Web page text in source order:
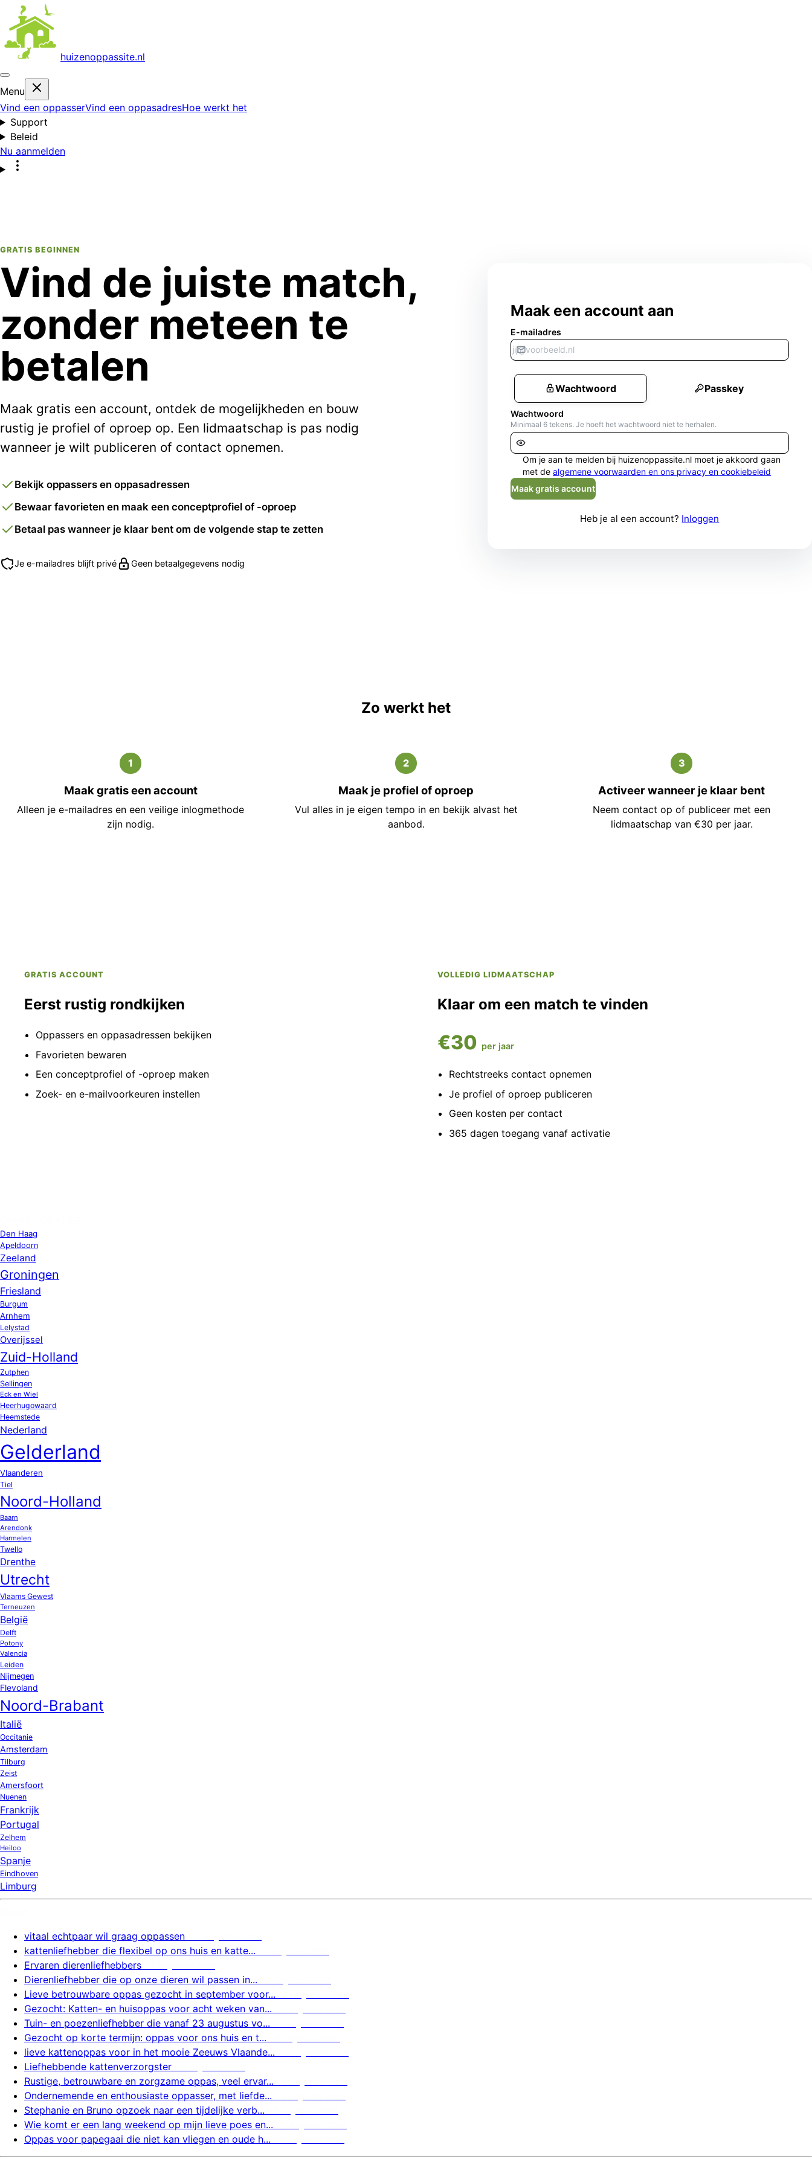
huizenoppassite.nl
Menu
Vind een oppasserVind een oppasadresHoe werkt het
Support
Beleid
Nu aanmelden
GRATIS BEGINNEN
Vind de juiste match,
zonder meteen te
betalen
Maak gratis een account, ontdek de mogelijkheden en bouw
rustig je profiel of oproep op. Een lidmaatschap is pas nodig
wanneer je wilt publiceren of contact opnemen.
Bekijk oppassers en oppasadressen
Bewaar favorieten en maak een conceptprofiel of -oproep
Betaal pas wanneer je klaar bent om de volgende stap te zetten
Je e-mailadres blijft privé Geen betaalgegevens nodig
Maak een account aan
E-mailadres
Wachtwoord Passkey
Wachtwoord
Minimaal 6 tekens. Je hoeft het wachtwoord niet te herhalen.
Om je aan te melden bij huizenoppassite.nl moet je akkoord gaan
met de algemene voorwaarden en ons privacy en cookiebeleid
Maak gratis account
Heb je al een account? Inloggen
Zo werkt het
1
Maak gratis een account
Alleen je e-mailadres en een veilige inlogmethode
zijn nodig.
2
Maak je profiel of oproep
Vul alles in je eigen tempo in en bekijk alvast het
aanbod.
3
Activeer wanneer je klaar bent
Neem contact op of publiceer met een
lidmaatschap van €30 per jaar.
GRATIS ACCOUNT
Eerst rustig rondkijken
Oppassers en oppasadressen bekijken
Favorieten bewaren
Een conceptprofiel of -oproep maken
Zoek- en e-mailvoorkeuren instellen
VOLLEDIG LIDMAATSCHAP
Klaar om een match te vinden
€30 per jaar
Rechtstreeks contact opnemen
Je profiel of oproep publiceren
Geen kosten per contact
365 dagen toegang vanaf activatie
Den Haag
Apeldoorn
Zeeland
Groningen
Friesland
Burgum
Arnhem
Lelystad
Overijssel
Zuid-Holland
Zutphen
Sellingen
Eck en Wiel
Heerhugowaard
Heemstede
Nederland
Gelderland
Vlaanderen
Tiel
Noord-Holland
Baarn
Arendonk
Harmelen
Twello
Drenthe
Utrecht
Vlaams Gewest
Terneuzen
België
Delft
Potony
Valencia
Leiden
Nijmegen
Flevoland
Noord-Brabant
Italië
Occitanie
Amsterdam
Tilburg
Zeist
Amersfoort
Nuenen
Frankrijk
Portugal
Zelhem
Heiloo
Spanje
Eindhoven
Limburg
vitaal echtpaar wil graag oppassen
kattenliefhebber die flexibel op ons huis en katte...
Ervaren dierenliefhebbers
Dierenliefhebber die op onze dieren wil passen in...
Lieve betrouwbare oppas gezocht in september voor...
Gezocht: Katten- en huisoppas voor acht weken van...
Tuin- en poezenliefhebber die vanaf 23 augustus vo...
Gezocht op korte termijn: oppas voor ons huis en t...
lieve kattenoppas voor in het mooie Zeeuws Vlaande...
Liefhebbende kattenverzorgster
Rustige, betrouwbare en zorgzame oppas, veel ervar...
Ondernemende en enthousiaste oppasser, met liefde...
Stephanie en Bruno opzoek naar een tijdelijke verb...
Wie komt er een lang weekend op mijn lieve poes en...
Oppas voor papegaai die niet kan vliegen en oude h...